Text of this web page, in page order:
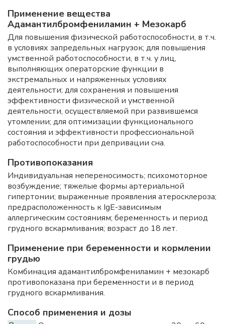
Применение вещества
Адамантилбромфениламин + Мезокарб
Для повышения физической работоспособности, в т.ч.
в условиях запредельных нагрузок; для повышения
умственной работоспособности, в т.ч. у лиц,
выполняющих операторские функции в
экстремальных и напряженных условиях
деятельности; для сохранения и повышения
эффективности физической и умственной
деятельности, осуществляемой при развившемся
утомлении; для оптимизации функционального
состояния и эффективности профессиональной
работоспособности при депривации сна.
Противопоказания
Индивидуальная непереносимость; психомоторное
возбуждение; тяжелые формы артериальной
гипертонии; выраженные проявления атеросклероза;
предрасположенность к IgE-зависимым
аллергическим состояниям; беременность и период
грудного вскармливания; возраст до 18 лет.
Применение при беременности и кормлении
грудью
Комбинация адамантилбромфениламин + мезокарб
противопоказана при беременности и в период
грудного вскармливания.
Способ применения и дозы